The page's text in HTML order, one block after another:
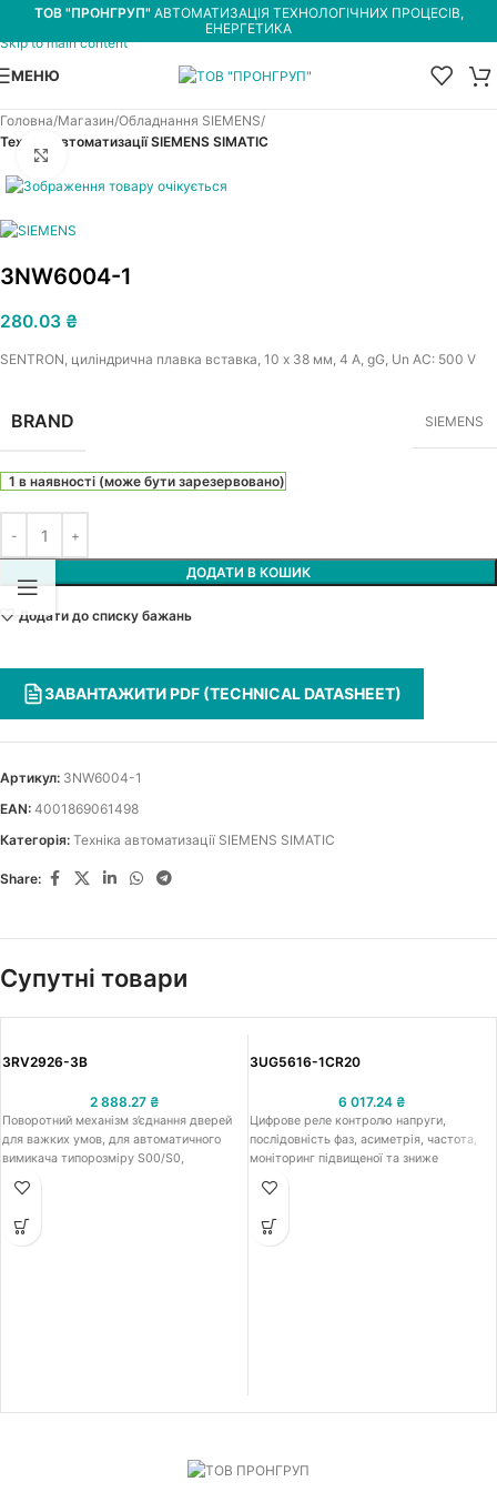
Skip to navigation
Skip to main content
ТОВ "ПРОНГРУП" АВТОМАТИЗАЦІЯ ТЕХНОЛОГІЧНИХ ПРОЦЕСІВ,
ЕНЕРГЕТИКА
МЕНЮ
Головна Магазин Обладнання SIEMENS
Техніка автоматизації SIEMENS SIMATIC
3NW6004-1
280.03 ₴
SENTRON, циліндрична плавка вставка, 10 x 38 мм, 4 A, gG, Un AC: 500 V
BRAND SIEMENS
1 в наявності (може бути зарезервовано)
ДОДАТИ В КОШИК
Додати до списку бажань
ЗАВАНТАЖИТИ PDF (TECHNICAL DATASHEET)
EAN: 4001869061498
Артикул: 3NW6004-1
Категорія: Техніка автоматизації SIEMENS SIMATIC
Share:
Супутні товари
3RV2926-3B
2 888.27 ₴
Поворотний механізм з’єднання дверей
для важких умов, для автоматичного
вимикача типорозміру S00/S0,
3UG5616-1CR20
6 017.24 ₴
Цифрове реле контролю напруги,
послідовність фаз, асиметрія, частота,
моніторинг підвищеної та зниже